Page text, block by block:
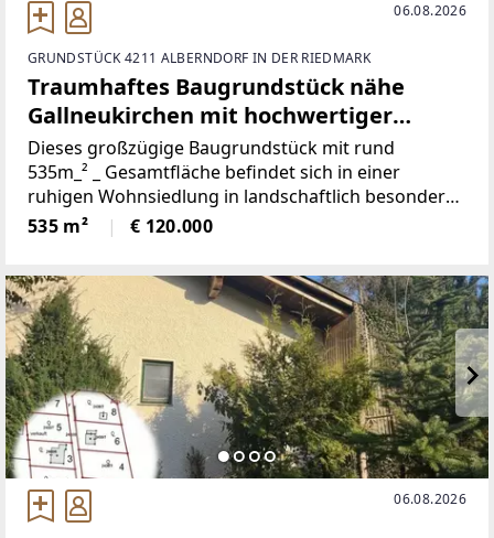
06.08.2026
GRUNDSTÜCK 4211 ALBERNDORF IN DER RIEDMARK
Traumhaftes Baugrundstück nähe
Gallneukirchen mit hochwertiger
Garage – Alberndorf in der Riedmark (
GST 2438/5 )
Dieses großzügige Baugrundstück mit rund
535m_² _ Gesamtfläche befindet sich in einer
ruhigen Wohnsiedlung in landschaftlich besonders
attraktiver Umgebung. Die Parzelle bietet eine
ideale Form für die Bebauung und überzeugt durch
535 m² € 120.000
06.08.2026